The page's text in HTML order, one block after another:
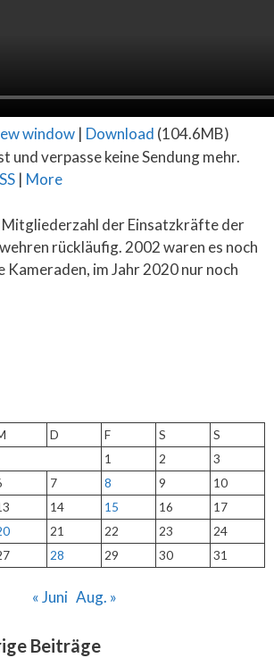
window | Download (104.6MB)
und verpasse keine Sendung mehr.
| More
Mitgliederzahl der Einsatzkräfte der
rückläufig. 2002 waren es noch
im Jahr 2020 nur noch
D F S
S
1
2
3
7 8 9
10
14 15 16
17
21 22 23
24
28 29 30 31
« Juni Aug. »
Beiträge